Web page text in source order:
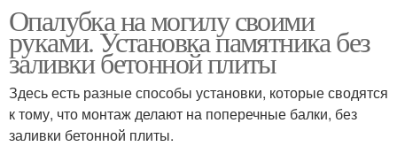
Опалубка на могилу своими
руками. Установка памятника без
заливки бетонной плиты
Здесь есть разные способы установки, которые сводятся
к тому, что монтаж делают на поперечные балки, без
заливки бетонной плиты.